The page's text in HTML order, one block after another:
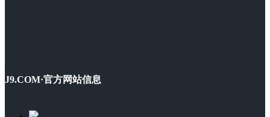
J9.COM·官方网站信息